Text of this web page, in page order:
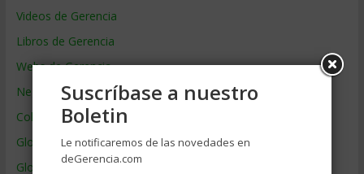
Videos de Gerencia
Libros de Gerencia
Webs de Gerencia
Negocios por País
Colaboradores de Gerencia
Glosario
Glosario Inglés – Español
Suscríbase a nuestro
Boletin
Le notificaremos de las novedades en
deGerencia.com